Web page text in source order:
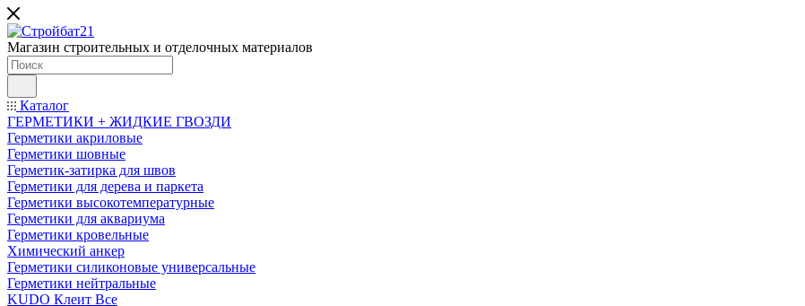
Магазин строительных и отделочных материалов
Каталог
ГЕРМЕТИКИ + ЖИДКИЕ ГВОЗДИ
Герметики акриловые
Герметики шовные
Герметик-затирка для швов
Герметики для дерева и паркета
Герметики высокотемпературные
Герметики для аквариума
Герметики кровельные
Химический анкер
Герметики силиконовые универсальные
Герметики нейтральные
KUDO Клеит Все